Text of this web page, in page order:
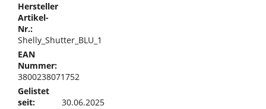
Hersteller
Artikel-
Nr.:
Shelly_Shutter_BLU_1
EAN
Nummer:
3800238071752
Gelistet
seit:
30.06.2025